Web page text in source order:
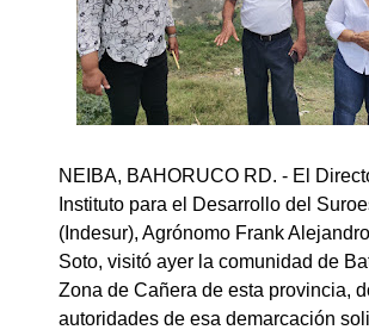
NEIBA, BAHORUCO RD. - El
Instituto para el Desarrollo del
(Indesur), Agrónomo Frank
Soto, visitó ayer la comunidad de
Zona de Cañera de esta provincia,
autoridades de esa demarcación